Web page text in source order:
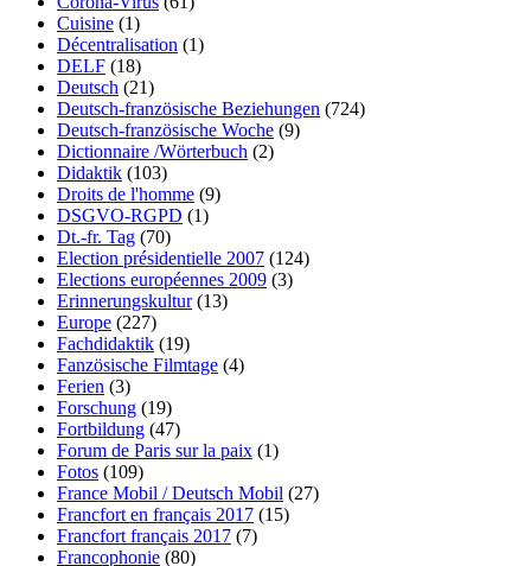
Cuisine (1)
Décentralisation (1)
DELF (18)
Deutsch (21)
Deutsch-französische Beziehungen (724)
Deutsch-französische Woche (9)
Dictionnaire /Wörterbuch (2)
Didaktik (103)
Droits de l'homme (9)
DSGVO-RGPD (1)
Dt.-fr. Tag (70)
Election présidentielle 2007 (124)
Elections européennes 2009 (3)
Erinnerungskultur(13)
Europe (227)
Fachdidaktik (19)
Fanzösische Filmtage (4)
Ferien (3)
Forschung (19)
Fortbildung (47)
Forum de Paris sur la paix (1)
Fotos (109)
France Mobil / Deutsch Mobil (27)
Francfort en français 2017 (15)
Francfort français 2017 (7)
Francophonie (80)